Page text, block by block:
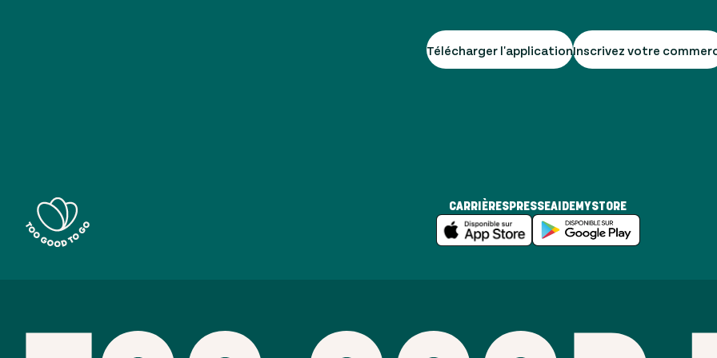
Télécharger l'applicationInscrivez votre
CARRIÈRES PRESSEAIDE MYSTORE